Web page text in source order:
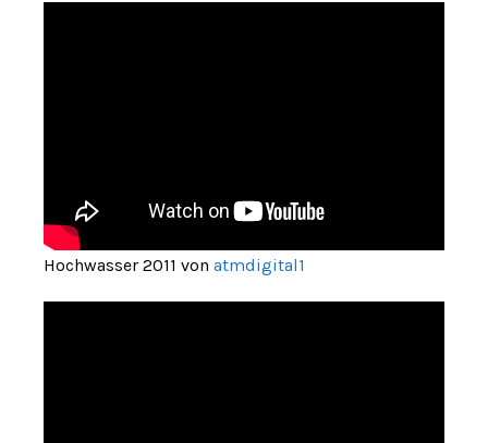
Hochwasser 2011 von atmdigital1